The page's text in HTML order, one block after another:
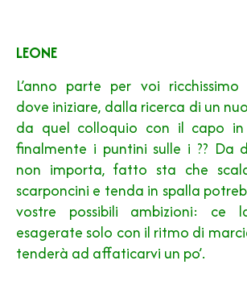
LEONE
L’anno parte per voi
dove iniziare, dalla ricerca di un
da quel colloquio con il capo
finalmente i puntini sulle i ?? Da
non importa, fatto sta che
scarponcini e tenda in spalla
vostre possibili ambizioni: ce
esagerate solo con il ritmo di
tenderà ad affaticarvi un po’.